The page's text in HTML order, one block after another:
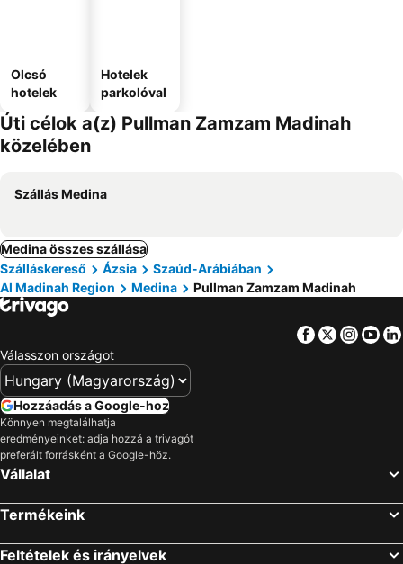
Olcsó
hotelek
Hotelek
parkolóval
Úti célok a(z) Pullman Zamzam Madinah
közelében
Szállás Medina
Medina összes szállása
Szálláskereső
Ázsia
Szaúd-Arábiában
Al Madinah Region
Medina Pullman Zamzam Madinah
Facebook
Twitter
Válasszon országot
Hozzáadás a Google-hoz
Könnyen megtalálhatja
eredményeinket: adja hozzá a trivagót
preferált forrásként a Google-höz.
Vállalat
Termékeink
Feltételek és irányelvek